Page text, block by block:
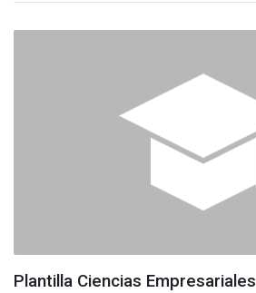
Plantilla Ciencias Empresariales